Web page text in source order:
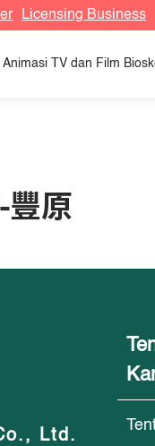
Licensing Business
Animasi TV dan Film
豐原
Ltd.